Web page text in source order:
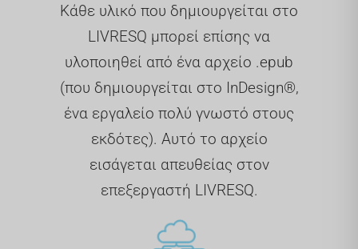
Κάθε υλικό που δημιουργείται στο
LIVRESQ μπορεί επίσης να
υλοποιηθεί από ένα αρχείο .epub
(που δημιουργείται στο InDesign®,
ένα εργαλείο πολύ γνωστό στους
εκδότες). Αυτό το αρχείο
εισάγεται απευθείας στον
επεξεργαστή LIVRESQ.